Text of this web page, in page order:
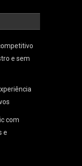
e sem
com
e